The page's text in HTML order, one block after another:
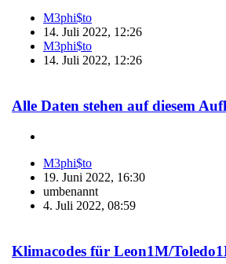
M3phi$to
14. Juli 2022, 12:26
M3phi$to
14. Juli 2022, 12:26
Alle Daten stehen auf diesem
M3phi$to
19. Juni 2022, 16:30
umbenannt
4. Juli 2022, 08:59
Klimacodes für Leon1M/